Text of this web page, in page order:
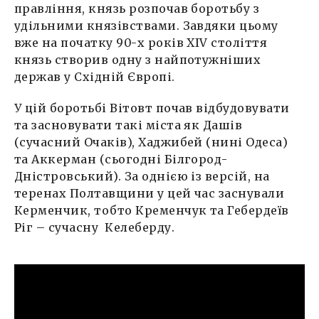
правління, князь розпочав боротьбу з
удільними князівствами. Завдяки цьому
вже на початку 90-х років XIV століття
князь створив одну з найпотужніших
держав у Східній Європі.
У цій боротьбі Вітовт почав відбудовувати
та засновувати такі міста як Дашів
(сучасний Очаків), Хаджибей (нині Одеса)
та Аккерман (сьогодні Білгород-
Дністровський). За однією із версій, на
теренах Полтавщини у цей час заснували
Керменчик, тобто Кременчук та Гебердеїв
Ріг – сучасну Келеберду.